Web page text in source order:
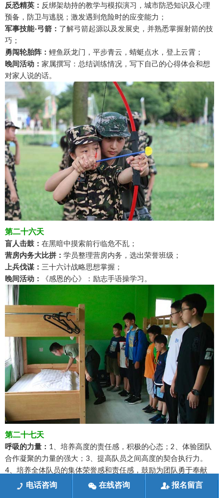
反恐精英： 反绑架劫持的教学与模拟演习，城市防恐知识及心理
预备，防卫与逃脱；激发遇到危险时的应变能力；
军事技能-弓箭： 了解弓箭起源以及发展史，并熟悉掌握射箭的技
巧；
勇闯轮胎阵： 鲤鱼跃龙门，平步青云，蜻蜓点水，登上云霄；
晚间活动： 家属撰写：总结训练情况，写下自己的心得体会和想
对家人说的话。
第二十六天
盲人击鼓： 在黑暗中摸索前行临危不乱；
营房内务大比拼： 学员整理营房内务，选出荣誉班级；
上兵伐谋： 三十六计战略思想掌握；
晚间活动：
《感恩的心》：励志手语操学习。
第二十七天
呼吸的力量： 1、培养高度的责任感，积极的心态；2、体验团队
合作凝聚的力量的强大；3、提高队员之间高度的契合执行力。
4、培养全体队员的集体荣誉感和责任感，鼓励为团队勇于奉献
的精神；电话咨询 在线咨询 报名留言